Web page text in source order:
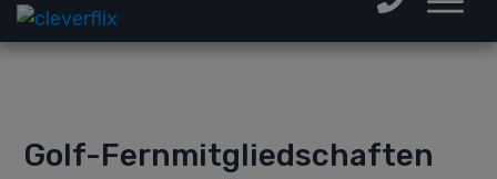
Golf-Fernmitgliedschaften